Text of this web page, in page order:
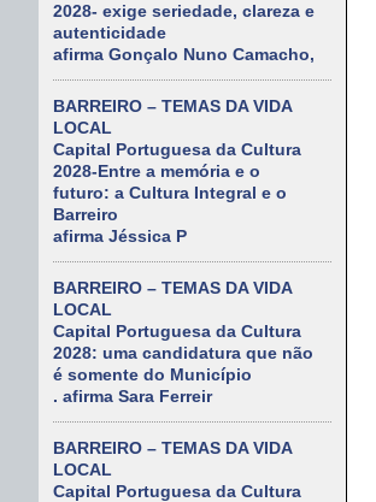
2028- exige seriedade, clareza e
autenticidade
afirma Gonçalo Nuno Camacho,
BARREIRO – TEMAS DA VIDA
LOCAL
Capital Portuguesa da Cultura
2028-Entre a memória e o
futuro: a Cultura Integral e o
Barreiro
afirma Jéssica P
BARREIRO – TEMAS DA VIDA
LOCAL
Capital Portuguesa da Cultura
2028: uma candidatura que não
é somente do Município
. afirma Sara Ferreir
BARREIRO – TEMAS DA VIDA
LOCAL
Capital Portuguesa da Cultura